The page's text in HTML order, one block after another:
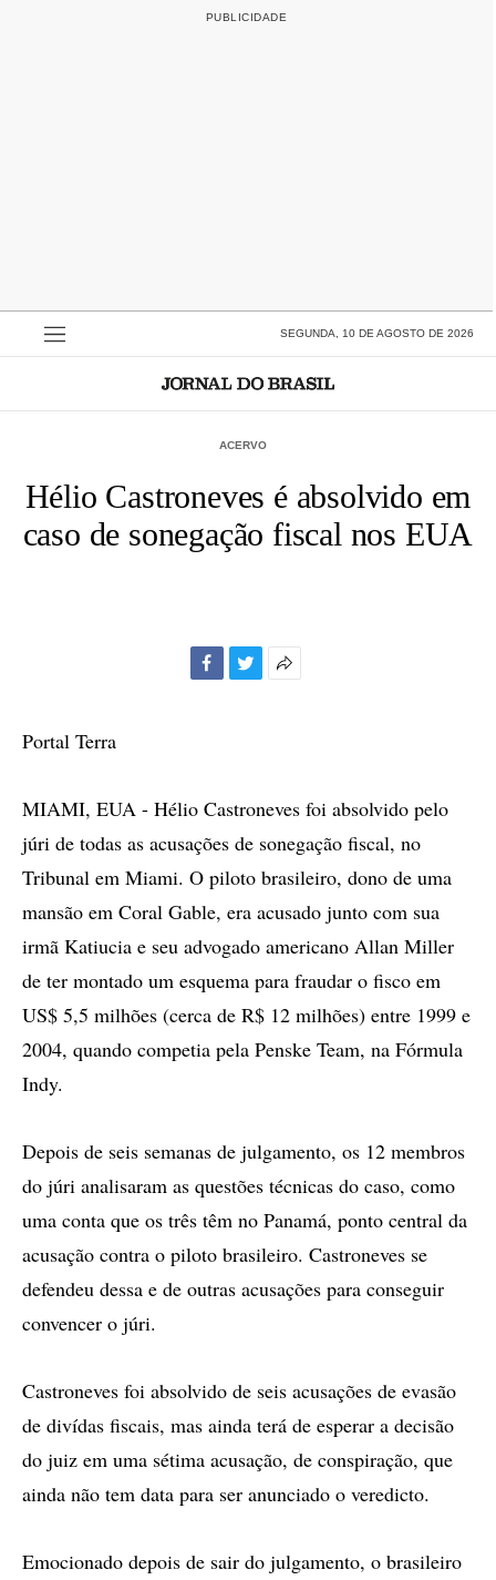
SEGUNDA, 10 DE AGOSTO DE 2026
ACERVO
Hélio Castroneves é absolvido em
caso de sonegação fiscal nos EUA
Portal Terra
MIAMI, EUA - Hélio Castroneves foi absolvido pelo
júri de todas as acusações de sonegação fiscal, no
Tribunal em Miami. O piloto brasileiro, dono de uma
mansão em Coral Gable, era acusado junto com sua
irmã Katiucia e seu advogado americano Allan Miller
de ter montado um esquema para fraudar o fisco em
US$ 5,5 milhões (cerca de R$ 12 milhões) entre 1999 e
2004, quando competia pela Penske Team, na Fórmula
Indy.
Depois de seis semanas de julgamento, os 12 membros
do júri analisaram as questões técnicas do caso, como
uma conta que os três têm no Panamá, ponto central da
acusação contra o piloto brasileiro. Castroneves se
defendeu dessa e de outras acusações para conseguir
convencer o júri.
Castroneves foi absolvido de seis acusações de evasão
de divídas fiscais, mas ainda terá de esperar a decisão
do juiz em uma sétima acusação, de conspiração, que
ainda não tem data para ser anunciado o veredicto.
Emocionado depois de sair do julgamento, o brasileiro